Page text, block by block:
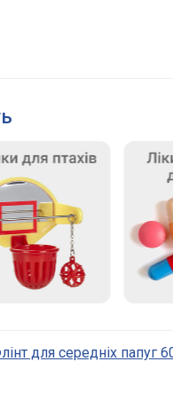
для середніх папуг